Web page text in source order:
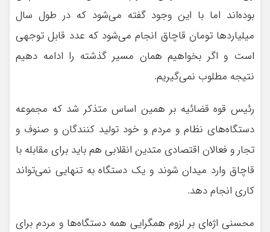
بوده‌اند اما با این وجود گفته می‌شود که در طول سال
میلیاردها تومان قاچاق انجام می‌شود که عدد قابل توجهی
است و اگر بخواهیم همان مسیر گذشته را ادامه دهیم
نتیجه مطلوب نمی‌گیریم.
رئیس قوه قضائیه بر همین اساس متذکر شد که مجموعه
دستگاه‌های نظام و مردم و خود تولید کنندگان و صنوف و
تجار و فعالان اقتصادی متدین انقلابی هم باید برای مقابله با
قاچاق وارد میدان شوند و یک دستگاه به تنهایی نمی‌تواند
کاری انجام دهد.
محسنی اژه‌ای بر لزوم همگرایی همه دستگاه‌ها و مردم برای